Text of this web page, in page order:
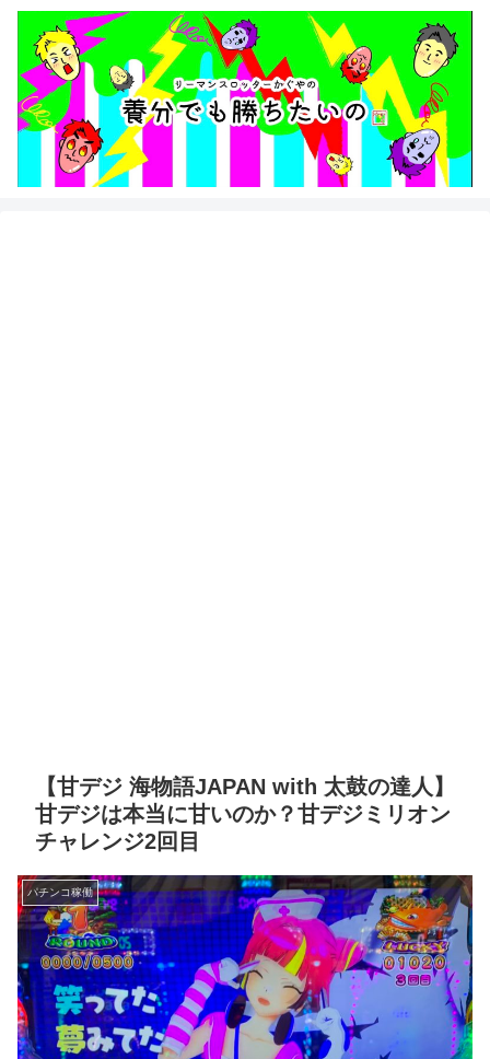
【甘デジ 海物語JAPAN with 太鼓の達人】
甘デジは本当に甘いのか？甘デジミリオン
チャレンジ2回目
パチンコ稼働